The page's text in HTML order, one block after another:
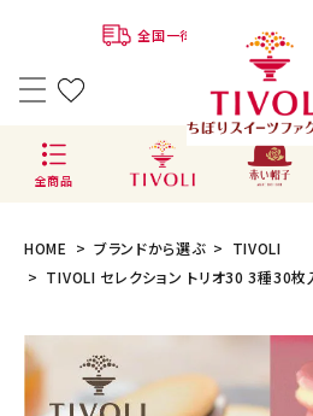
全国一律780円 ※クール便代
全商品
ACCOUNT MENU
ようこそ ゲスト 様
HOME ブランドから選ぶ
TIVOLI
TIVOLI セレクション トリオ30 3種30枚